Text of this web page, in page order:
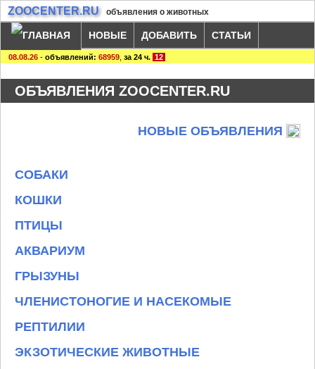
ZOOCENTER.RU объявления о животных
НОВЫЕ ДОБАВИТЬ СТАТЬИ
08.08.26 - объявлений: 68959 за 24 ч. 12
ОБЪЯВЛЕНИЯ ZOOCENTER.RU
НОВЫЕ ОБЪЯВЛЕНИЯ
СОБАКИ
КОШКИ
ПТИЦЫ
АКВАРИУМ
ГРЫЗУНЫ
ЧЛЕНИСТОНОГИЕ И НАСЕКОМЫЕ
РЕПТИЛИИ
ЭКЗОТИЧЕСКИЕ ЖИВОТНЫЕ